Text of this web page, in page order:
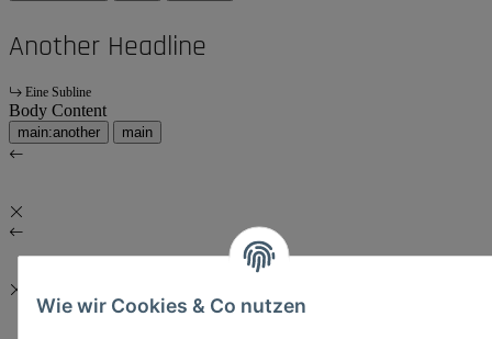
Wie wir Cookies & Co nutzen
Another Headline
Eine Subline
Body Content
main:another main